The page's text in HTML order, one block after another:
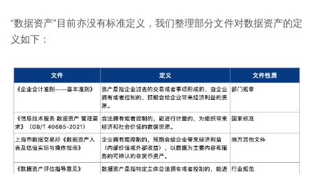
“数据资产”目前亦没有标准定义，我们整理部分文件对数据资产的定
义如下：